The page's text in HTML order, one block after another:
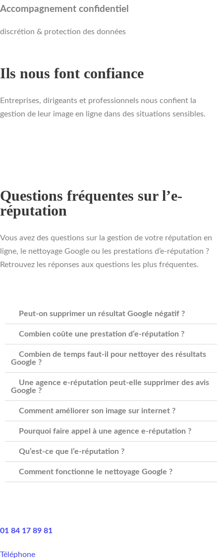
Accompagnement confidentiel
discrétion & protection des données
Ils nous font confiance
Entreprises, dirigeants et professionnels nous confient la
gestion de leur image en ligne dans des situations sensibles.
Questions fréquentes sur l’e-
réputation
Vous avez des questions sur la gestion de votre réputation en
ligne, le nettoyage Google ou les prestations d’e-réputation ?
Retrouvez les réponses aux questions les plus fréquentes.
Peut-on supprimer un résultat Google négatif ?
Combien coûte une prestation d’e-réputation ?
Combien de temps faut-il pour nettoyer des résultats
Google ?
Une agence e-réputation peut-elle supprimer des avis
Google ?
Comment améliorer son image sur internet ?
Pourquoi faire appel à une agence e-réputation ?
Qu’est-ce que l’e-réputation ?
Comment fonctionne le nettoyage Google ?
01 84 17 89 81
Téléphone